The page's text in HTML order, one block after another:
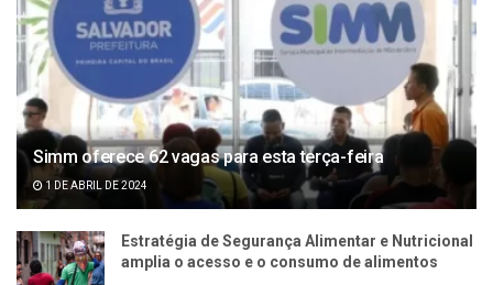
Simm oferece 62 vagas para esta terça-feira
1 DE ABRIL DE 2024
Estratégia de Segurança Alimentar e Nutricional
amplia o acesso e o consumo de alimentos